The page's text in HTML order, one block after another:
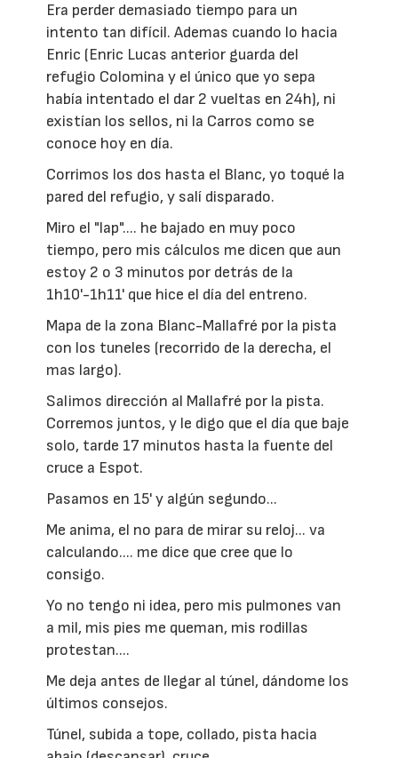
Era perder demasiado tiempo para un
intento tan difícil. Ademas cuando lo hacia
Enric (Enric Lucas anterior guarda del
refugio Colomina y el único que yo sepa
había intentado el dar 2 vueltas en 24h), ni
existían los sellos, ni la Carros como se
conoce hoy en día.
Corrimos los dos hasta el Blanc, yo toqué la
pared del refugio, y salí disparado.
Miro el "lap".... he bajado en muy poco
tiempo, pero mis cálculos me dicen que aun
estoy 2 o 3 minutos por detrás de la
1h10'-1h11' que hice el día del entreno.
Mapa de la zona Blanc-Mallafré por la pista
con los tuneles (recorrido de la derecha, el
mas largo).
Salimos dirección al Mallafré por la pista.
Corremos juntos, y le digo que el día que baje
solo, tarde 17 minutos hasta la fuente del
cruce a Espot.
Pasamos en 15' y algún segundo...
Me anima, el no para de mirar su reloj... va
calculando.... me dice que cree que lo
consigo.
Yo no tengo ni idea, pero mis pulmones van
a mil, mis pies me queman, mis rodillas
protestan....
Me deja antes de llegar al túnel, dándome los
últimos consejos.
Túnel, subida a tope, collado, pista hacia